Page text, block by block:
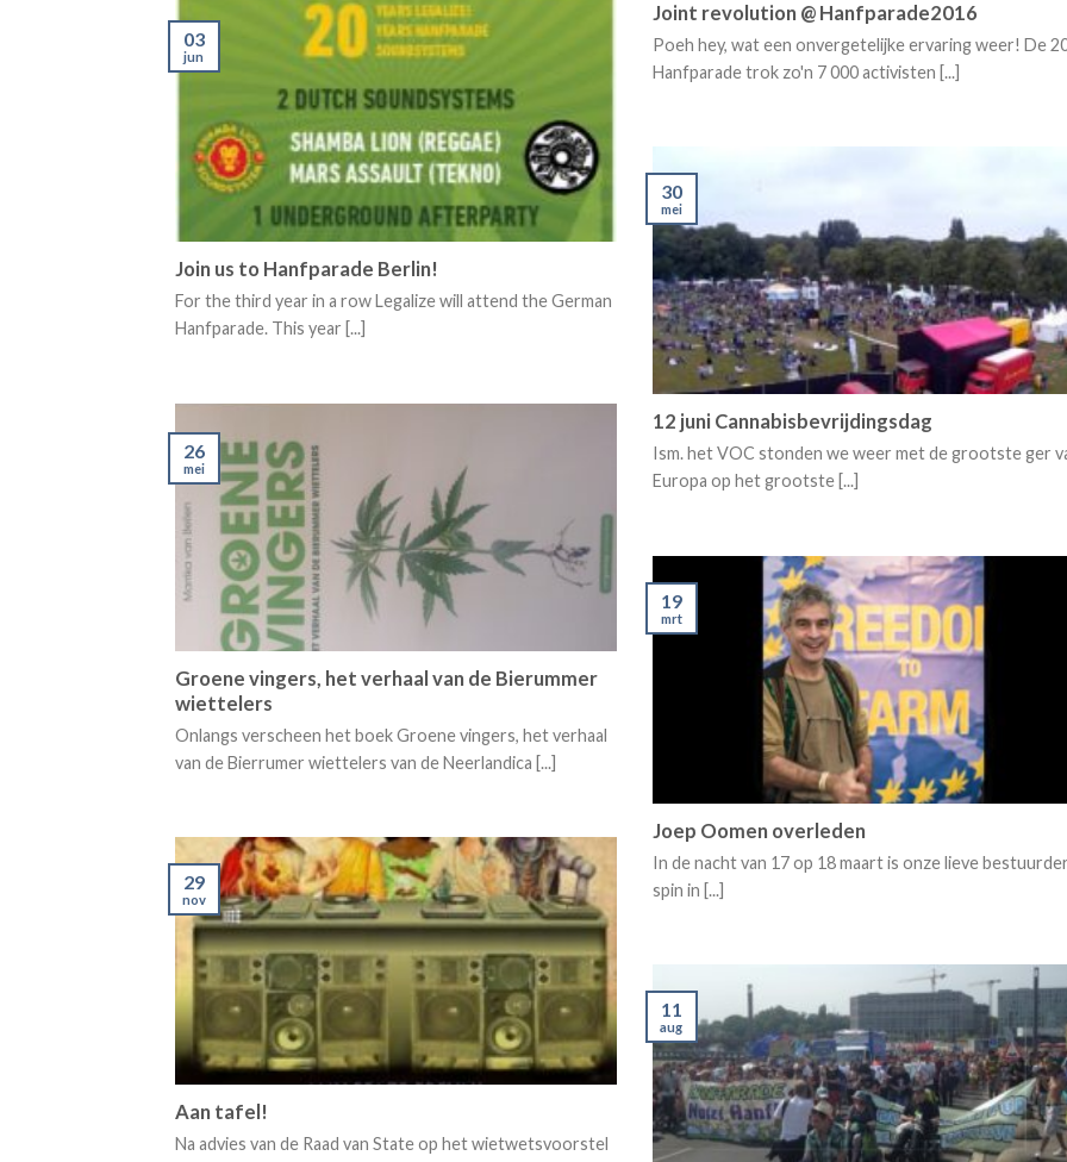
Joint revolution @ Hanfparade2016
Poeh hey, wat een onvergetelijke ervaring weer! De
Hanfparade trok zo'n 7 000 activisten [...]
Join us to Hanfparade Berlin!
For the third year in a row Legalize will attend the German
Hanfparade. This year [...]
03
jun
12 juni Cannabisbevrijdingsdag
Ism. het VOC stonden we weer met de grootste ger
Europa op het grootste [...]
30
mei
Groene vingers, het verhaal van de Bierummer
wiettelers
Onlangs verscheen het boek Groene vingers, het verhaal
van de Bierrumer wiettelers van de Neerlandica [...]
26
mei
Joep Oomen overleden
In de nacht van 17 op 18 maart is onze lieve
spin in [...]
19
mrt
Aan tafel!
Na advies van de Raad van State op het wietwetsvoorstel
29
nov
11
aug